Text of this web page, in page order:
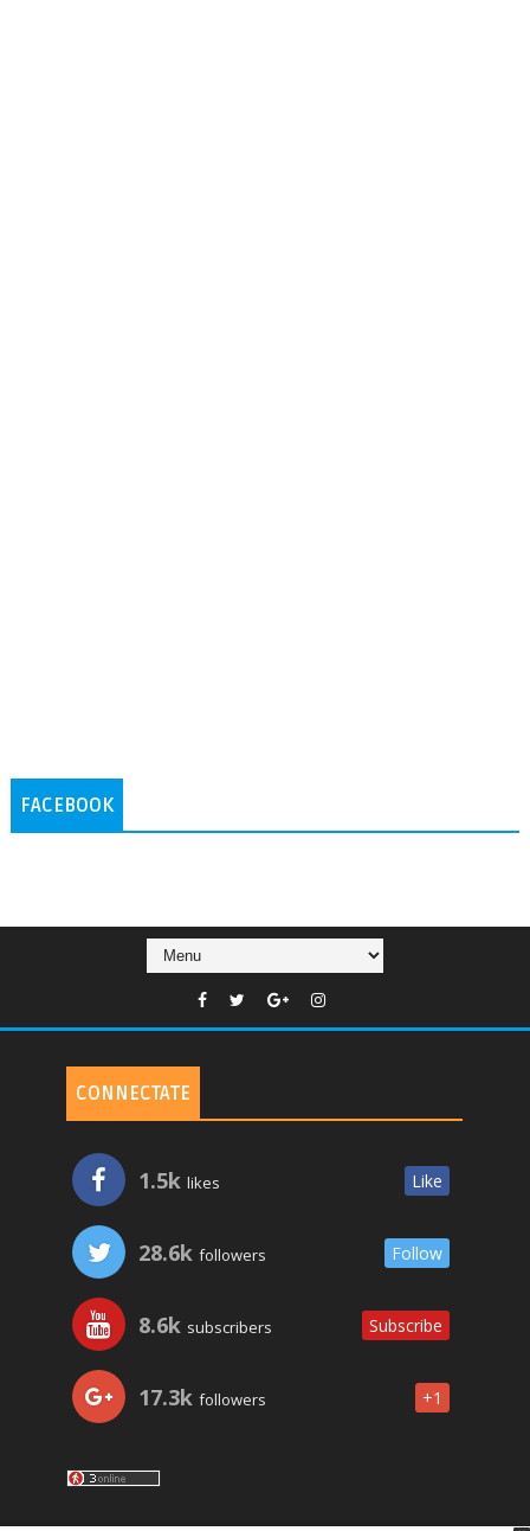
FACEBOOK
CONNECTATE
1.5k likes Like
28.6k followers Follow
8.6k subscribers Subscribe
17.3k followers +1